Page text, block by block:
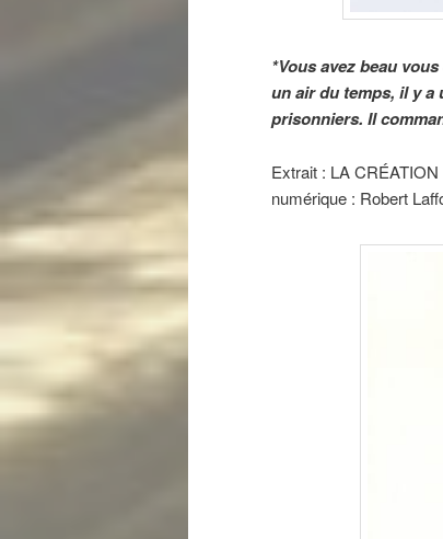
*Vous avez beau
un air du temps, il y
prisonniers. Il
Extrait : LA
numérique : Robert